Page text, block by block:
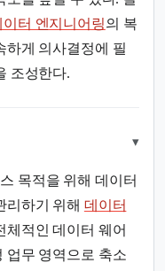
이터 엔지니어링의 복
하게 의사결정에 필
조성한다.
▾
목적을 위해 데이터
리하기 위해 데이터
체적인 데이터 웨어
업무 영역으로 축소